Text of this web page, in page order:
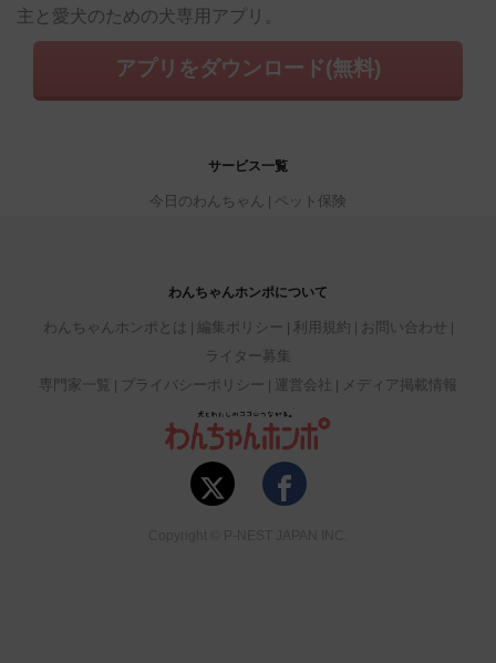
主と愛犬のための犬専用アプリ。
アプリをダウンロード(無料)
サービス一覧
今日のわんちゃん ペット保険
わんちゃんホンポについて
わんちゃんホンポとは 編集ポリシー 利用規約
お問い合わせ
ライター募集
専門家一覧
プライバシーポリシー 運営会社 メディア掲載情報